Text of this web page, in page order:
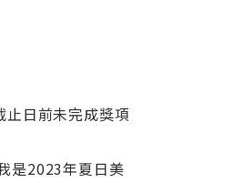
日前未完成獎項
是2023年夏日美